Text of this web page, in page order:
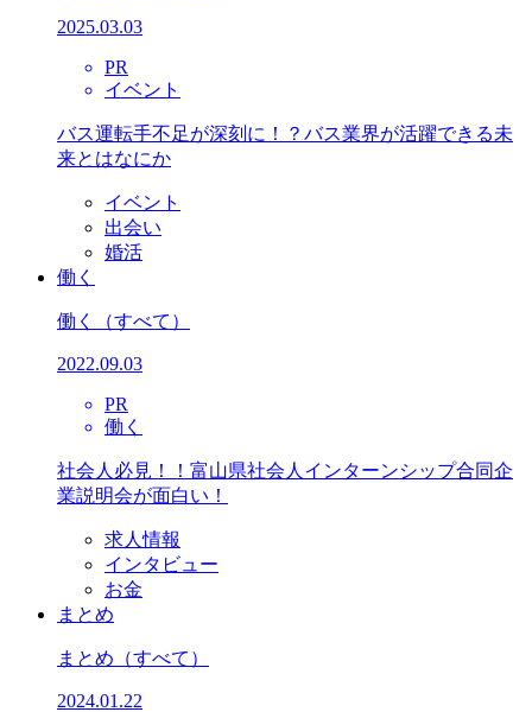
2025.03.03
PR
イベント
バス運転手不足が深刻に！？バス業界が活躍できる未
来とはなにか
イベント
出会い
婚活
働く
働く （すべて）
2022.09.03
PR
働く
社会人必見！！富山県社会人インターンシップ合同企
業説明会が面白い！
求人情報
インタビュー
お金
まとめ
まとめ （すべて）
2024.01.22